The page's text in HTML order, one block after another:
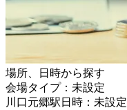
場所、日時から探す
会場タイプ：未設定
川口元郷駅日時：未設定